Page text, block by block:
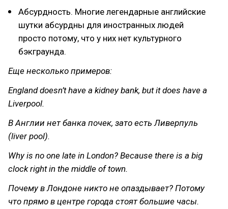
Абсурдность. Многие легендарные английские
шутки абсурдны для иностранных людей
просто потому, что у них нет культурного
бэкграунда.
Еще несколько примеров:
England doesn’t have a kidney bank, but it does have a
Liverpool.
В Англии нет банка почек, зато есть Ливерпуль
(liver pool).
Why is no one late in London? Because there is a big
clock right in the middle of town.
Почему в Лондоне никто не опаздывает? Потому
что прямо в центре города стоят большие часы.